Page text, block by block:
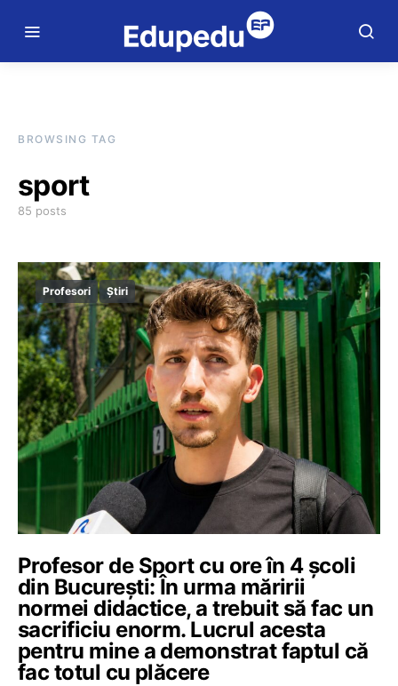
BROWSING TAG
sport
85 posts
Profesori Știri
Profesor de Sport cu ore în 4 școli
din București: În urma măririi
normei didactice, a trebuit să fac un
sacrificiu enorm. Lucrul acesta
pentru mine a demonstrat faptul că
fac totul cu plăcere